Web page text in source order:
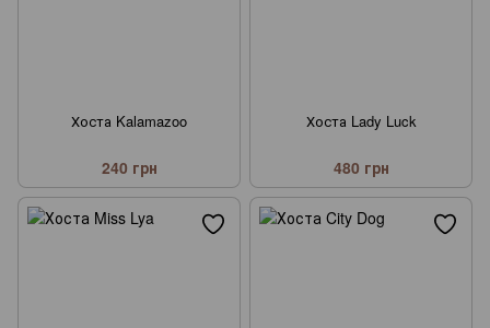
Хоста Kalamazoo
240 грн
Хоста Lady Luck
480 грн